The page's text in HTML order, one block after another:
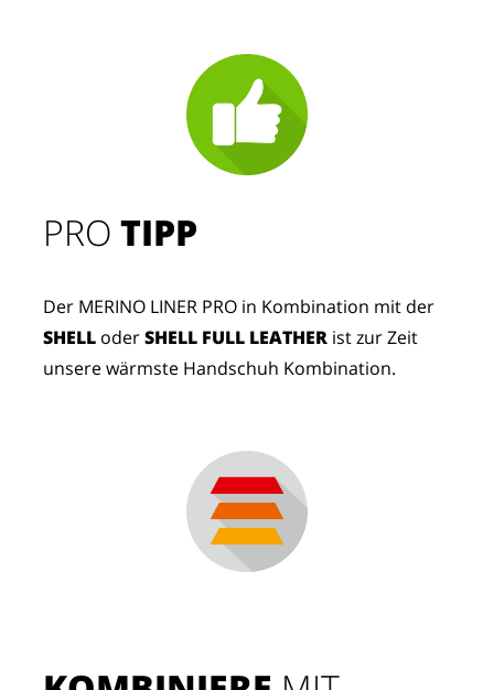
PROTIPP
Der MERINO LINER PRO in Kombination mit der
SHELL oderSHELL FULL LEATHER ist zur Zeit
unsere wärmste Handschuh Kombination.